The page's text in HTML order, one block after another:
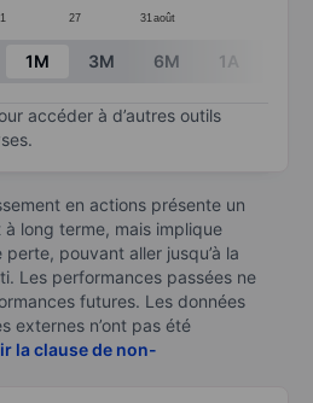
27 31 août
1M 3M 6M 1A
accéder à d’autres outils
en actions présente un
long terme, mais implique
pouvant aller jusqu’à la
Les performances passées ne
futures. Les données
externes n’ont pas été
la clause de non-